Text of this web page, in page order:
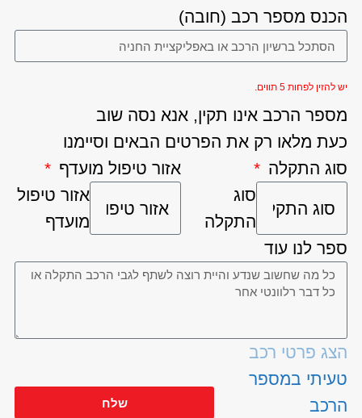
הכנס מספר רכב (חובה)
יש להזין לפחות 5 תווים.
מספר הרכב אינו תקין, אנא נסה שוב
כעת מלאו רק את הפרטים הבאים וסיימנו
סוג התקלה
סוג
התקלה
אזור טיפול מועדף
אזור טיפול
מועדף
ספר לנו עוד
הצג פרטי רכב
טעיתי במספר
הרכב
שלח